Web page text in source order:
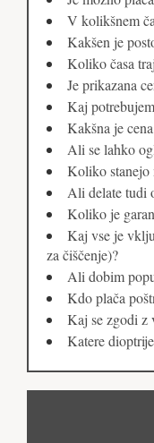
V kolikšnem
Kakšen je
Koliko časa
Je prikazana
Kaj
Kakšna je
Ali se lahko
Koliko stanejo
Ali delate tudi
Koliko je
Kaj vse je
za čiščenje)?
Ali dobim
Kdo plača
Kaj se zgodi z
Katere